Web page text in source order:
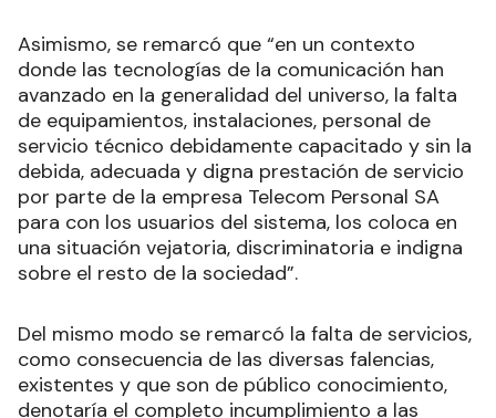
Asimismo, se remarcó que “en un contexto
donde las tecnologías de la comunicación han
avanzado en la generalidad del universo, la falta
de equipamientos, instalaciones, personal de
servicio técnico debidamente capacitado y sin la
debida, adecuada y digna prestación de servicio
por parte de la empresa Telecom Personal SA
para con los usuarios del sistema, los coloca en
una situación vejatoria, discriminatoria e indigna
sobre el resto de la sociedad”.
Del mismo modo se remarcó la falta de servicios,
como consecuencia de las diversas falencias,
existentes y que son de público conocimiento,
denotaría el completo incumplimiento a las